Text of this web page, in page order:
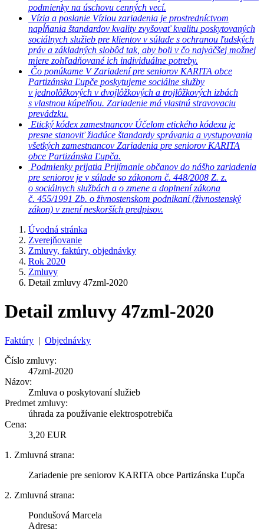
podmienky na úschovu cenných vecí.
Vízia a poslanie Víziou zariadenia je prostredníctvom
napĺňania štandardov kvality zvyšovať kvalitu poskytovaných
sociálnych služieb pre klientov v súlade s ochranou ľudských
práv a základných slobôd tak, aby boli v čo najväčšej možnej
miere zohľadňované ich individuálne potreby.
Čo ponúkame V Zariadení pre seniorov KARITA obce
Partizánska Ľupče poskytujeme sociálne služby
v jednolôžkových v dvojlôžkových a trojlôžkových izbách
s vlastnou kúpelňou. Zariadenie má vlastnú stravovaciu
prevádzku.
Etický kódex zamestnancov Účelom etického kódexu je
presne stanoviť žiadúce štandardy správania a vystupovania
všetkých zamestnancov Zariadenia pre seniorov KARITA
obce Partizánska Ľupča.
Podmienky prijatia Prijímanie občanov do nášho zariadenia
pre seniorov je v súlade so zákonom č. 448/2008 Z. z.
o sociálnych službách a o zmene a doplnení zákona
č. 455/1991 Zb. o živnostenskom podnikaní (živnostenský
zákon) v znení neskorších predpisov.
Úvodná stránka
Zverejňovanie
Zmluvy, faktúry, objednávky
Rok 2020
Zmluvy
Detail zmluvy 47zml-2020
Detail zmluvy 47zml-2020
Faktúry | Objednávky
Číslo zmluvy:
47zml-2020
Názov:
Zmluva o poskytovaní služieb
Predmet zmluvy:
úhrada za používanie elektrospotrebiča
Cena:
3,20 EUR
1. Zmluvná strana:
Zariadenie pre seniorov KARITA obce Partizánska Ľupča
2. Zmluvná strana:
Pondušová Marcela
Adresa: